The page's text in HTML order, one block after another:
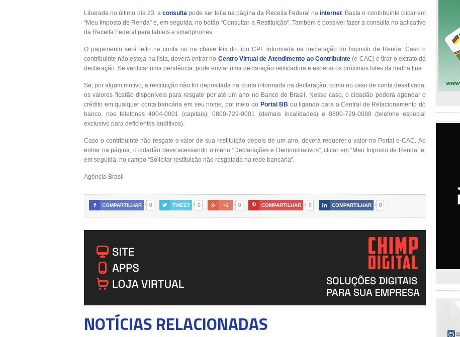
Liberada no último dia 23 aconsulta pode ser feita na página da Receita Federal nainternet. Basta o contribuinte clicar em
“Meu Imposto de Renda” e, em seguida, no botão “Consultar a Restituição”. Também é possível fazer a consulta no aplicativo
da Receita Federal para tablets e smartphones.
O pagamento será feito na conta ou na chave Pix do tipo CPF informada na declaração do Imposto de Renda. Caso o
contribuinte não esteja na lista, deverá entrar no Centro Virtual de Atendimento ao Contribuinte(e-CAC) e tirar o extrato da
declaração. Se verificar uma pendência, pode enviar uma declaração retificadora e esperar os próximos lotes da malha fina.
Se, por algum motivo, a restituição não for depositada na conta informada na declaração, como no caso de conta desativada,
os valores ficarão disponíveis para resgate por até um ano no Banco do Brasil. Nesse caso, o cidadão poderá agendar o
crédito em qualquer conta bancária em seu nome, por meio do Portal BB ou ligando para a Central de Relacionamento do
banco, nos telefones 4004-0001 (capitais), 0800-729-0001 (demais localidades) e 0800-729-0088 (telefone especial
exclusivo para deficientes auditivos).
Caso o contribuinte não resgate o valor de sua restituição depois de um ano, deverá requerer o valor no Portal e-CAC. Ao
entrar na página, o cidadão deve acessando o menu “Declarações e Demonstrativos”, clicar em “Meu Imposto de Renda” e,
em seguida, no campo “Solicitar restituição não resgatada na rede bancária”.
Agência Brasil
 COMPARTILHAR 0  TWEET 0  +1 0  COMPARTILHAR 0  COMPARTILHAR 0
NOTÍCIAS RELACIONADAS